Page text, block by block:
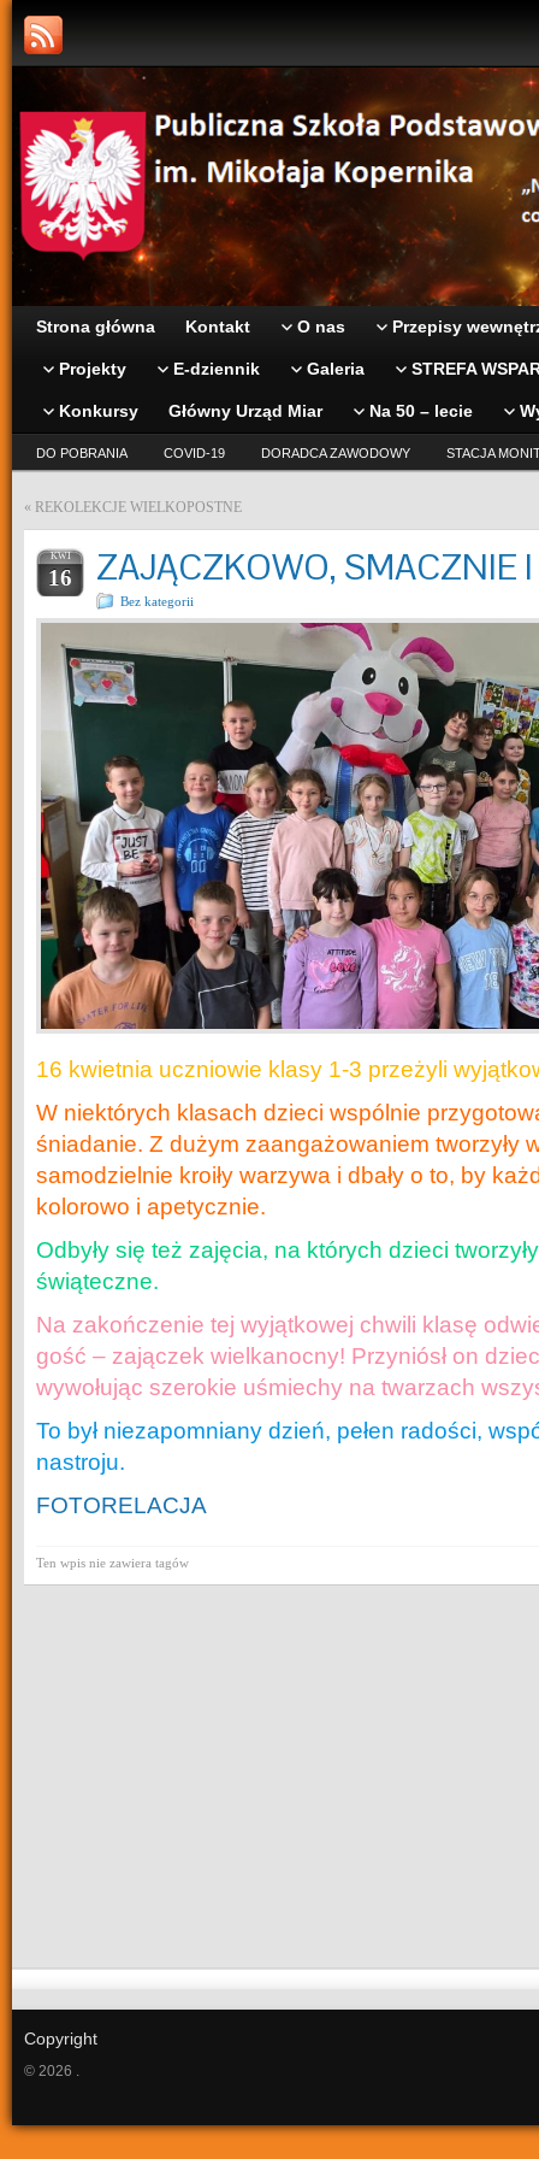
Strona główna Kontakt O nas Przepisy
Projekty E-dziennik Galeria STREFA
Konkursy Główny Urząd Miar Na 50 – lecie
DO POBRANIA COVID-19 DORADCA ZAWODOWY STACJA
« REKOLEKCJE WIELKOPOSTNE
KWI
16 ZAJĄCZKOWO, SMACZNIE
Bez kategorii
16 kwietnia uczniowie klasy 1-3 przeżyli
W niektórych klasach dzieci wspólnie
śniadanie. Z dużym zaangażowaniem tworzyły
samodzielnie kroiły warzywa i dbały o to, by
kolorowo i apetycznie.
Odbyły się też zajęcia, na których dzieci
świąteczne.
Na zakończenie tej wyjątkowej chwili klasę
gość – zajączek wielkanocny! Przyniósł on
wywołując szerokie uśmiechy na twarzach
To był niezapomniany dzień, pełen radości,
nastroju.
FOTORELACJA
Ten wpis nie zawiera tagów
Copyright
© 2026 .